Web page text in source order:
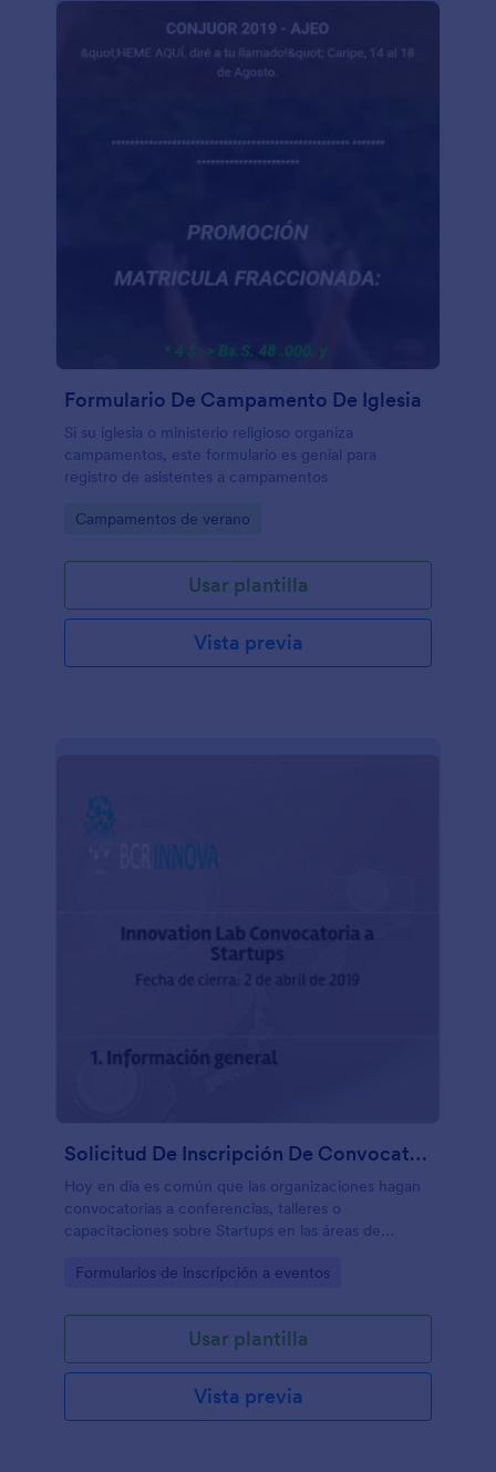
Formulario De Campamento De Iglesia
Si su iglesia o ministerio religioso organiza
campamentos, este formulario es genial para
registro de asistentes a campamentos
Go to Category:
Campamentos de verano
Usar plantilla
Vista previa
Solicitud De Inscripción De Convocatoria De Startups
Hoy en día es común que las organizaciones hagan
convocatorias a conferencias, talleres o
capacitaciones sobre Startups en las áreas de
Logística, Blockchain, Cryptomonedas, Inteligencia
con un tema genial de startup puede servirle de
base para su evento.
Go to Category:
Formularios de inscripción a eventos
Usar plantilla
Vista previa